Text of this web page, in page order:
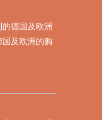
德国及欧洲
及欧洲的购